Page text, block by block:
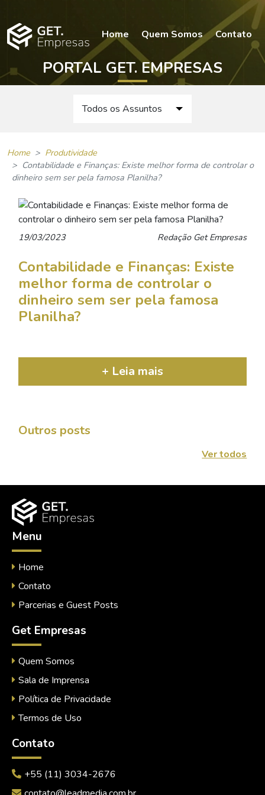
PORTAL GET. EMPRESAS
Home Quem Somos Contato
Todos os Assuntos
Tecnologias
Marketing
Home
Produtividade
Contabilidade e Finanças: Existe melhor forma de controlar o
dinheiro sem ser pela famosa Planilha?
19/03/2023 Redação Get Empresas
Contabilidade e Finanças: Existe
melhor forma de controlar o
dinheiro sem ser pela famosa
Planilha?
+ Leia mais
Outros posts
Ver todos
Menu
Home
Contato
Parcerias e Guest Posts
Get Empresas
Quem Somos
Sala de Imprensa
Política de Privacidade
Termos de Uso
Contato
+55 (11) 3034-2676